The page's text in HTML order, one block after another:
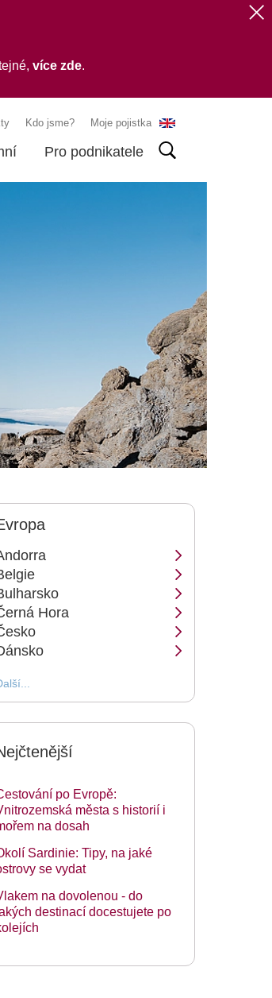
více zde.
Kdo jsme? Moje pojistka
Pro podnikatele
Hora
po Evropě:
města s historií i
na dosah
Sardinie: Tipy, na jaké
se vydat
na dovolenou - do
destinací docestujete po